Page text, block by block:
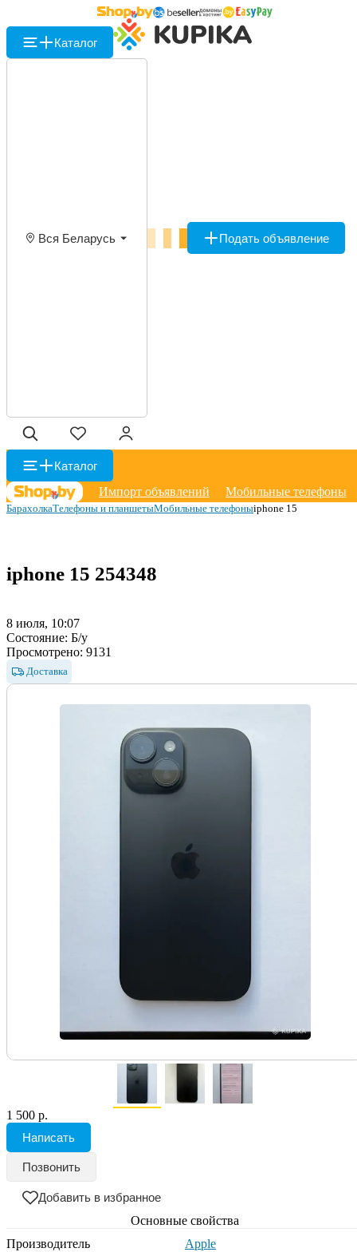
Каталог
Вся Беларусь Подать объявление
Каталог
Импорт объявлений
Мобильные телефоны
БарахолкаТелефоны и планшетыМобильные телефоныiphone 15
iphone 15 254348
8 июля, 10:07
Состояние: Б/у
Просмотрено: 9131
Доставка
1 500 р.
Написать
Позвонить
Добавить в избранное
Основные свойства
Производитель
Apple